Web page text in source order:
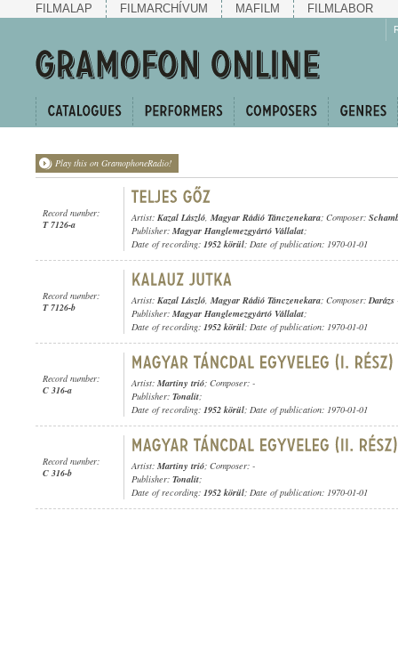
FILMALAP FILMARCHÍVUM MAFILM FILMLABOR
Play this on GramophoneRadio!
Record number:
T 7126-a
Artist: Kazal László, Magyar Rádió Tánczenekara; Composer:
Publisher: Magyar Hanglemezgyártó Vállalat;
Date of recording: 1952 körül; Date of publication: 1970-01-01
Record number:
T 7126-b
Artist: Kazal László, Magyar Rádió Tánczenekara; Composer:Darázs
Publisher: Magyar Hanglemezgyártó Vállalat;
Date of recording: 1952 körül; Date of publication: 1970-01-01
Record number:
C 316-a
Artist: Martiny trió; Composer: -
Publisher: Tonalit;
Date of recording: 1952 körül; Date of publication: 1970-01-01
Record number:
C 316-b
Artist: Martiny trió; Composer: -
Publisher: Tonalit;
Date of recording: 1952 körül; Date of publication: 1970-01-01